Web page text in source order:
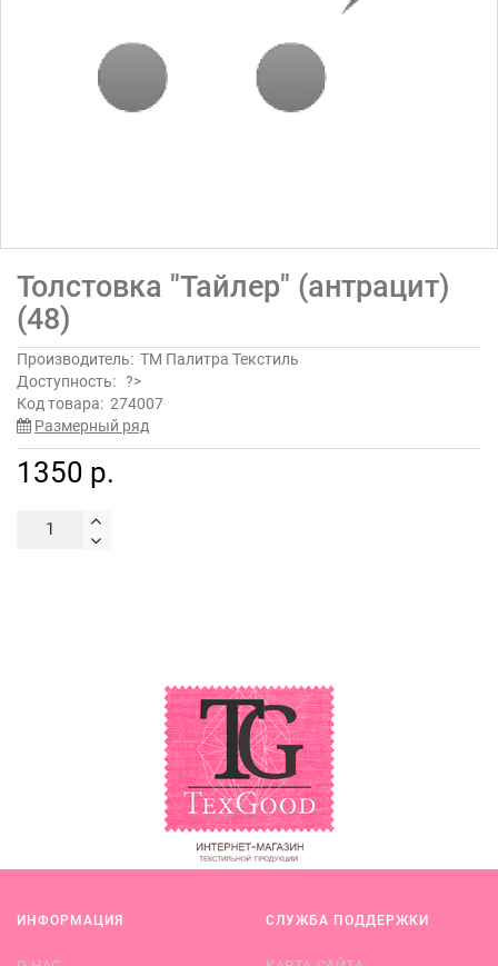
Толстовка "Тайлер" (антрацит)
(48)
Производитель: ТМ Палитра Текстиль
Доступность: ?>
Код товара: 274007
Размерный ряд
1350 р.
ИНФОРМАЦИЯ СЛУЖБА ПОДДЕРЖКИ